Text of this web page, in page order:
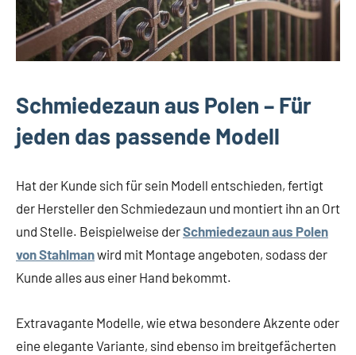
Schmiedezaun aus Polen – Für
jeden das passende Modell
Hat der Kunde sich für sein Modell entschieden, fertigt
der Hersteller den Schmiedezaun und montiert ihn an Ort
und Stelle. Beispielweise derSchmiedezaun aus Polen
von Stahlmanwird mit Montage angeboten, sodass der
Kunde alles aus einer Hand bekommt.
Extravagante Modelle, wie etwa besondere Akzente oder
eine elegante Variante, sind ebenso im breitgefächerten